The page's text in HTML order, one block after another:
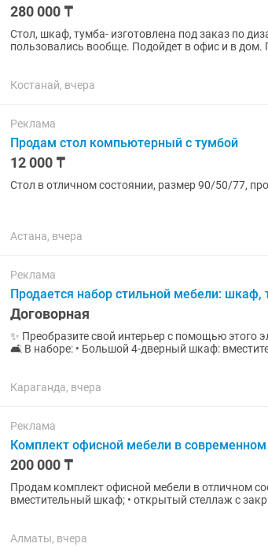
280 000 ₸
Стол, шкаф, тумба- изготовлена под заказ по
пользовались вообще. Подойдет в офис и в дом.
Костанай, вчера
Реклама
Продам стол компьютерный с тумбой
12 000 ₸
Стол в отличном состоянии, размер 90/50/77,
Астана, вчера
Реклама
Продается набор стильной мебели: шкаф,
Договорная
✨ Преобразите свой интерьер с помощью этого
🛋️ В наборе: • Большой 4-дверный шкаф:
Караганда, вчера
Реклама
Комплект офисной мебели в современном
200 000 ₸
Продам комплект офисной мебели в отличном состоянии. В комплект входит: •
вместительный шкаф; • открытый стеллаж с
Алматы, вчера